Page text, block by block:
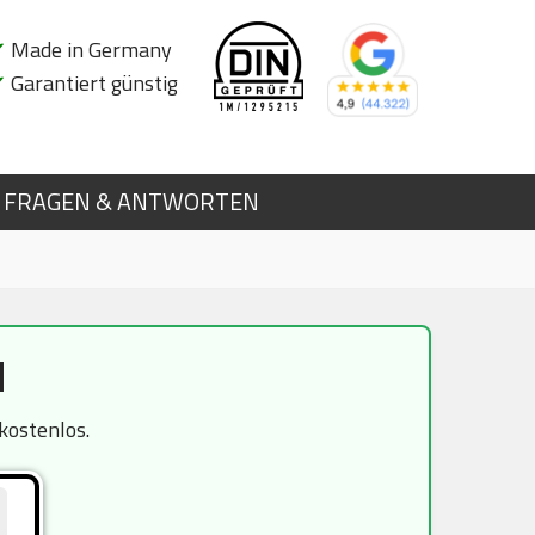
Made in Germany
Garantiert günstig
FRAGEN & ANTWORTEN